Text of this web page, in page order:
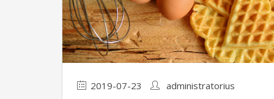
2019-07-23 administratorius